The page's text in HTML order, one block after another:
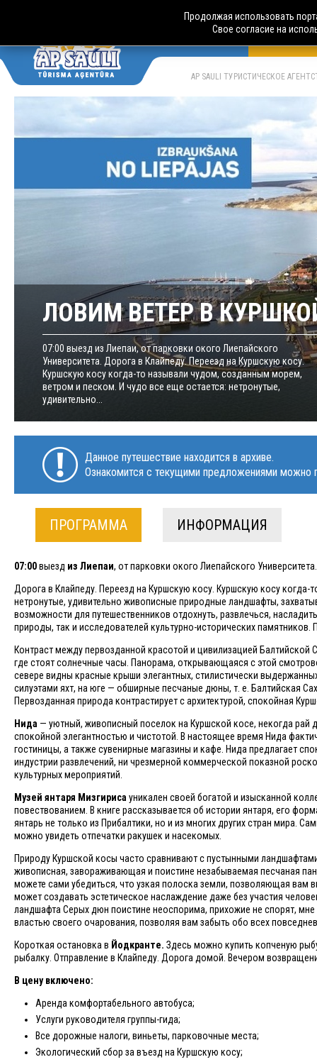
AP SAULI ТУРИСТИЧЕСКОЕ
ЛОВИМ ВЕТЕР В
07:00 выезд из Лиепаи, от парковки окого Лиепайского
Университета. Дорога в Клайпеду. Переезд на Куршскую косу.
Куршскую косу когда-то называли чудом, созданным морем,
ветром и песком. И чудо все еще остается: нетронутые,
удивительно...
Данное путешествие находится в архиве.
Ознакомится с текущими предложениями можно
ПРОГРАММА ИНФОРМАЦИЯ
07:00выезд из Лиепаи, от парковки окого Лиепайского Университета.
Дорога в Клайпеду. Переезд на Куршскую косу. Куршскую косу
нетронутые, удивительно живописные природные ландшафты,
возможности для путешественников отдохнуть, развлечься,
природы, так и исследователей культурно-исторических памятников.
Контраст между первозданной красотой и цивилизацией
где стоят солнечные часы. Панорама, открывающаяся с этой
севере видны красные крыши элегантных, стилистически
силуэтами яхт, на юге — обширные песчаные дюны, т. е. Балтийская
Первозданная природа контрастирует с архитектурой, спокойная
Нида — уютный, живописный поселок на Куршской косе, некогда
спокойной элегантностью и чистотой. В настоящее время Нида
гостиницы, а также сувенирные магазины и кафе. Нида предлагает
индустрии развлечений, ни чрезмерной коммерческой показной
культурных мероприятий.
Музей янтаря Мизгириса уникален своей богатой и изысканной
повествованием. В книге рассказывается об истории янтаря, его
янтарь не только из Прибалтики, но и из многих других стран мира.
можно увидеть отпечатки ракушек и насекомых.
Природу Куршской косы часто сравнивают с пустынными
живописная, завораживающая и поистине незабываемая песчаная
можете сами убедиться, что узкая полоска земли, позволяющая вам
может создавать эстетическое наслаждение даже без участия
ландшафта Серых дюн поистине неоспорима, прихожие не спорят,
властью своего очарования, позволяя вам забыть обо всех
Короткая остановка в Йодкранте. Здесь можно купить копченую
рыбалку. Отправление в Клайпеду. Дорога домой. Вечером
В цену включено:
Аренда комфортабельного автобуса;
Услуги руководителя группы-гида;
Все дорожные налоги, виньеты, парковочные места;
Экологический сбор за въезд на Куршскую косу;
Продолжая использовать
Свое согласие на